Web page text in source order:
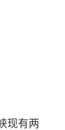
现有两